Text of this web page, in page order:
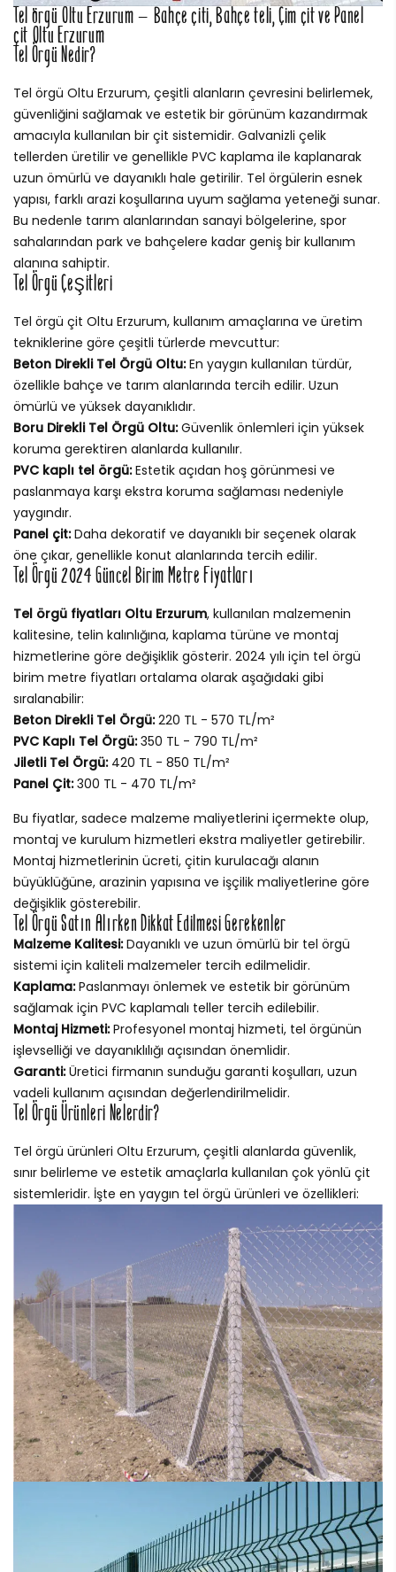
Tel örgü Oltu Erzurum – Bahçe çiti, Bahçe teli, Çim çit ve Panel
çit Oltu Erzurum
Tel Örgü Nedir?
Tel örgü Oltu Erzurum, çeşitli alanların çevresini belirlemek,
güvenliğini sağlamak ve estetik bir görünüm kazandırmak
amacıyla kullanılan bir çit sistemidir. Galvanizli çelik
tellerden üretilir ve genellikle PVC kaplama ile kaplanarak
uzun ömürlü ve dayanıklı hale getirilir. Tel örgülerin esnek
yapısı, farklı arazi koşullarına uyum sağlama yeteneği sunar.
Bu nedenle tarım alanlarından sanayi bölgelerine, spor
sahalarından park ve bahçelere kadar geniş bir kullanım
alanına sahiptir.
Tel Örgü Çeşitleri
Tel örgü çit Oltu Erzurum, kullanım amaçlarına ve üretim
tekniklerine göre çeşitli türlerde mevcuttur:
Beton Direkli Tel Örgü Oltu:En yaygın kullanılan türdür,
özellikle bahçe ve tarım alanlarında tercih edilir. Uzun
ömürlü ve yüksek dayanıklıdır.
Boru Direkli Tel Örgü Oltu:Güvenlik önlemleri için yüksek
koruma gerektiren alanlarda kullanılır.
PVC kaplı tel örgü:Estetik açıdan hoş görünmesi ve
paslanmaya karşı ekstra koruma sağlaması nedeniyle
yaygındır.
Panel çit:Daha dekoratif ve dayanıklı bir seçenek olarak
öne çıkar, genellikle konut alanlarında tercih edilir.
Tel Örgü 2024 Güncel Birim Metre Fiyatları
Tel örgü fiyatları Oltu Erzurum, kullanılan malzemenin
kalitesine, telin kalınlığına, kaplama türüne ve montaj
hizmetlerine göre değişiklik gösterir. 2024 yılı için tel örgü
birim metre fiyatları ortalama olarak aşağıdaki gibi
sıralanabilir:
Beton Direkli Tel Örgü:220 TL - 570 TL/m²
PVC Kaplı Tel Örgü:350 TL - 790 TL/m²
Jiletli Tel Örgü:420 TL - 850 TL/m²
Panel Çit:300 TL - 470 TL/m²
Bu fiyatlar, sadece malzeme maliyetlerini içermekte olup,
montaj ve kurulum hizmetleri ekstra maliyetler getirebilir.
Montaj hizmetlerinin ücreti, çitin kurulacağı alanın
büyüklüğüne, arazinin yapısına ve işçilik maliyetlerine göre
değişiklik gösterebilir.
Tel Örgü Satın Alırken Dikkat Edilmesi Gerekenler
Malzeme Kalitesi:Dayanıklı ve uzun ömürlü bir tel örgü
sistemi için kaliteli malzemeler tercih edilmelidir.
Kaplama:Paslanmayı önlemek ve estetik bir görünüm
sağlamak için PVC kaplamalı teller tercih edilebilir.
Montaj Hizmeti:Profesyonel montaj hizmeti, tel örgünün
işlevselliği ve dayanıklılığı açısından önemlidir.
Garanti:Üretici firmanın sunduğu garanti koşulları, uzun
vadeli kullanım açısından değerlendirilmelidir.
Tel Örgü Ürünleri Nelerdir?
Tel örgü ürünleri Oltu Erzurum, çeşitli alanlarda güvenlik,
sınır belirleme ve estetik amaçlarla kullanılan çok yönlü çit
sistemleridir. İşte en yaygın tel örgü ürünleri ve özellikleri: